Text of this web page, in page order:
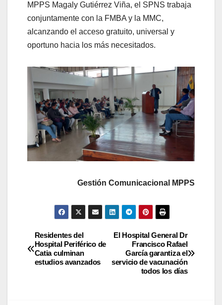
MPPS Magaly Gutiérrez Viña, el SPNS trabaja
conjuntamente con la FMBA y la MMC,
alcanzando el acceso gratuito, universal y
oportuno hacia los más necesitados.
Gestión Comunicacional MPPS
El Hospital General Dr
Francisco Rafael
García garantiza el
servicio de vacunación
todos los días
Residentes del
Hospital Periférico de
Catia culminan
estudios avanzados